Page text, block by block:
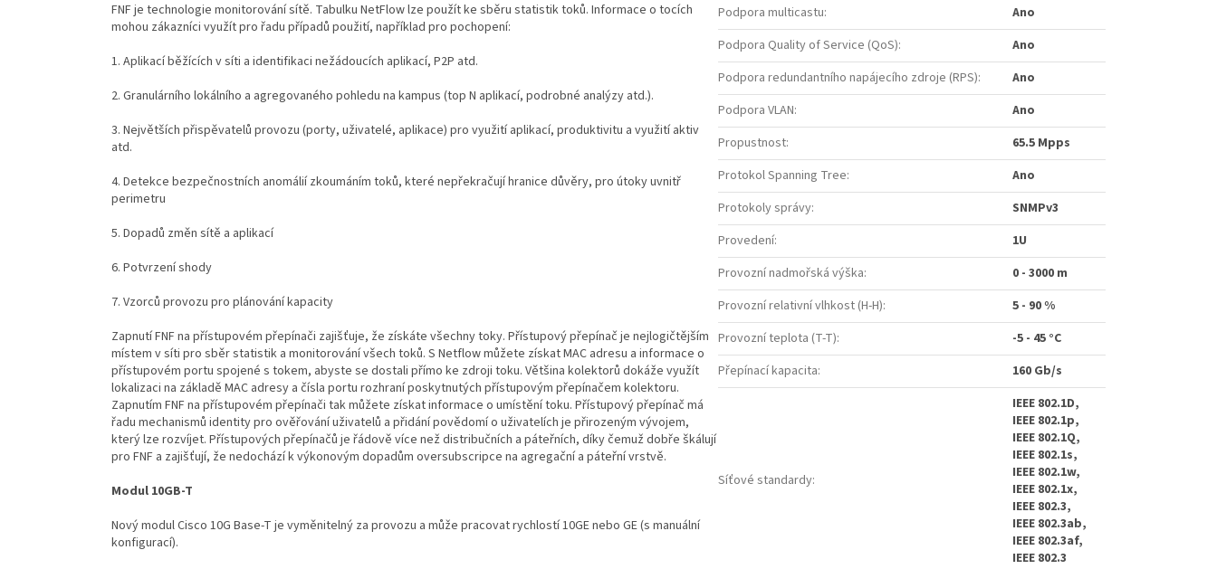
FNF je technologie monitorování sítě. Tabulku NetFlow lze použít ke sběru statistik toků. Informace o tocích
mohou zákazníci využít pro řadu případů použití, například pro pochopení:
1. Aplikací běžících v síti a identifikaci nežádoucích aplikací, P2P atd.
2. Granulárního lokálního a agregovaného pohledu na kampus (top N aplikací, podrobné analýzy atd.).
3. Největších přispěvatelů provozu (porty, uživatelé, aplikace) pro využití aplikací, produktivitu a využití aktiv
atd.
4. Detekce bezpečnostních anomálií zkoumáním toků, které nepřekračují hranice důvěry, pro útoky uvnitř
perimetru
5. Dopadů změn sítě a aplikací
6. Potvrzení shody
7. Vzorců provozu pro plánování kapacity
Zapnutí FNF na přístupovém přepínači zajišťuje, že získáte všechny toky. Přístupový přepínač je nejlogičtějším
místem v síti pro sběr statistik a monitorování všech toků. S Netflow můžete získat MAC adresu a informace o
přístupovém portu spojené s tokem, abyste se dostali přímo ke zdroji toku. Většina kolektorů dokáže využít
lokalizaci na základě MAC adresy a čísla portu rozhraní poskytnutých přístupovým přepínačem kolektoru.
Zapnutím FNF na přístupovém přepínači tak můžete získat informace o umístění toku. Přístupový přepínač má
řadu mechanismů identity pro ověřování uživatelů a přidání povědomí o uživatelích je přirozeným vývojem,
který lze rozvíjet. Přístupových přepínačů je řádově více než distribučních a páteřních, díky čemuž dobře škálují
pro FNF a zajišťují, že nedochází k výkonovým dopadům oversubscripce na agregační a páteřní vrstvě.
Modul 10GB-T
Nový modul Cisco 10G Base-T je vyměnitelný za provozu a může pracovat rychlostí 10GE nebo GE (s manuální
konfigurací).
Podpora multicastu:
Ano
Podpora Quality of Service (QoS):
Ano
Podpora redundantního napájecího zdroje (RPS):
Ano
Podpora VLAN:
Ano
Propustnost:
65.5 Mpps
Protokol Spanning Tree:
Ano
Protokoly správy:
SNMPv3
Provedení:
1U
Provozní nadmořská výška:
0 - 3000 m
Provozní relativní vlhkost (H-H):
5 - 90 %
Provozní teplota (T-T):
-5 - 45 °C
Přepínací kapacita: 160 Gb/s
Síťové standardy:
IEEE 802.1D,
IEEE 802.1p,
IEEE 802.1Q,
IEEE 802.1s,
IEEE 802.1w,
IEEE 802.1x,
IEEE 802.3,
IEEE 802.3ab,
IEEE 802.3af,
IEEE 802.3